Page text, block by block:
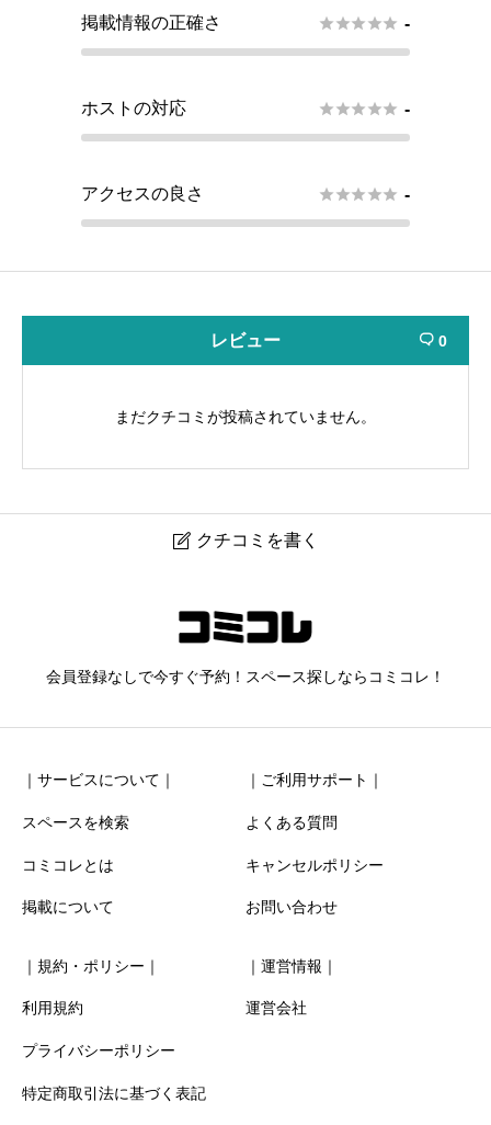
掲載情報の正確さ  -
ホストの対応  -
アクセスの良さ  -
レビュー  0
まだクチコミが投稿されていません。
 クチコミを書く
ニックネーム 任意
清潔感
お得感
星の数をお選びください
会員登録なしで今すぐ予約！スペース探しならコミコレ！
｜サービスについて｜
スペースを検索
コミコレとは
掲載について
｜ご利用サポート｜
よくある質問
キャンセルポリシー
お問い合わせ
｜規約・ポリシー｜
利用規約
プライバシーポリシー
特定商取引法に基づく表記
｜運営情報｜
運営会社